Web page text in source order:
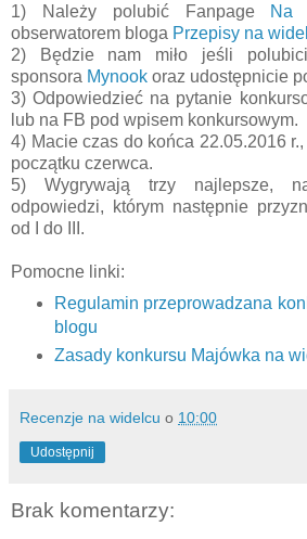
1) Należy polubić Fanpage Na
obserwatorem bloga Przepisy na
2) Będzie nam miło jeśli
sponsora Mynook oraz udostępnicie
3) Odpowiedzieć na pytanie
lub na FB pod wpisem konkursowym.
4) Macie czas do końca 22.05.2016
początku czerwca.
5) Wygrywają trzy najlepsze,
odpowiedzi, którym następnie
od I do III.
Pomocne linki:
Regulamin przeprowadzana
blogu
Zasady konkursu Majówka na
Recenzje na widelcu o 10:00
Udostępnij
Brak komentarzy: